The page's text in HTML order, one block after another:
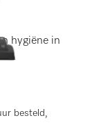
hygiëne in
besteld,